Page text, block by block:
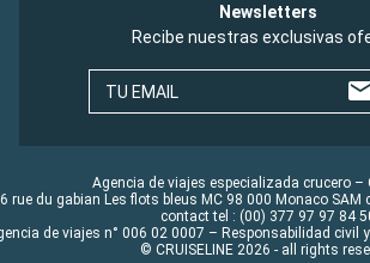
Newsletters
Recibe nuestras exclusivas
TU EMAIL
Agencia de viajes especializada crucero –
rue du gabian Les flots bleus MC 98 000 Monaco SAM
contact tel : (00) 377 97 97 84
de viajes n° 006 02 0007 – Responsabilidad civil
© CRUISELINE 2026 - all rights